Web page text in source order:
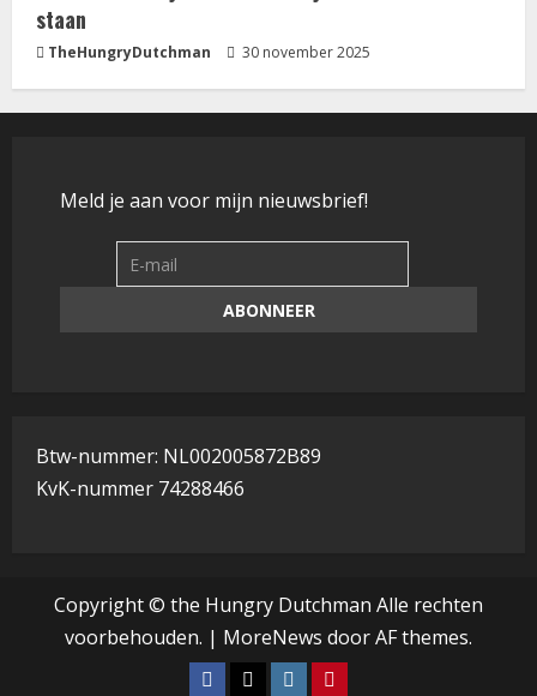
staan
TheHungryDutchman 30 november 2025
Meld je aan voor mijn nieuwsbrief!
Btw-nummer: NL002005872B89
KvK-nummer 74288466
Copyright © the Hungry Dutchman Alle rechten
voorbehouden. | MoreNews door AF themes.
Facebook
TiktokInstagramPinterest